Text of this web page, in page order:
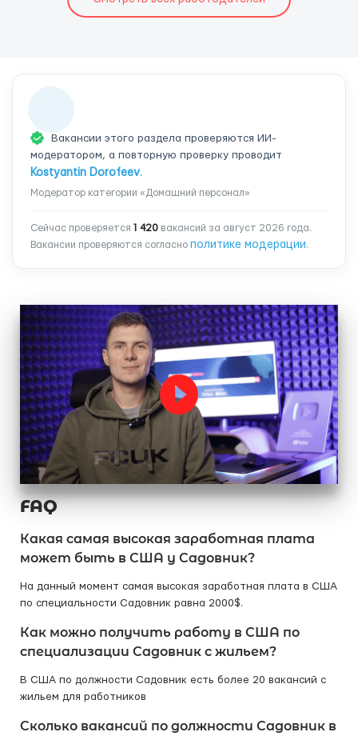
Вакансии этого раздела проверяются ИИ-
модератором, а повторную проверку проводит
Kostyantin Dorofeev.
Модератор категории «Домашний персонал»
Сейчас проверяется 1 420 вакансий за август 2026 года.
Вакансии проверяются согласно политике модерации.
FAQ
Какая самая высокая заработная плата
может быть в США у Садовник?
На данный момент самая высокая заработная плата в США
по специальности Садовник равна 2000$.
Как можно получить работу в США по
специализации Садовник с жильем?
В США по должности Садовник есть более 20 вакансий с
жильем для работников
Сколько вакансий по должности Садовник в